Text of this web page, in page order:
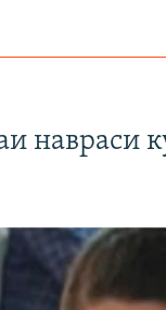
навраси